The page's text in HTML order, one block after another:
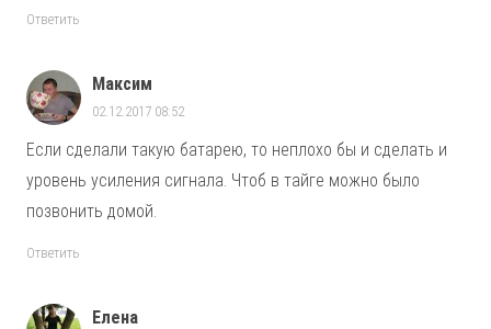
Ответить
Максим
02.12.2017 08:52
Если сделали такую батарею, то неплохо бы и сделать и
уровень усиления сигнала. Чтоб в тайге можно было
позвонить домой.
Ответить
Елена